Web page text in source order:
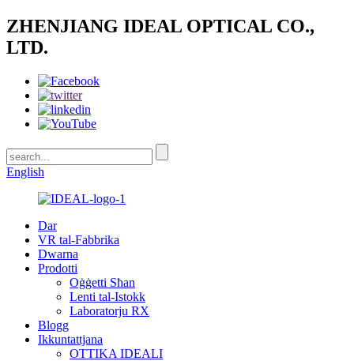
ZHENJIANG IDEAL OPTICAL CO.,
LTD.
English
Dar
VR tal-Fabbrika
Dwarna
Prodotti
Oġġetti Sħan
Lenti tal-Istokk
Laboratorju RX
Blogg
Ikkuntattjana
OTTIKA IDEALI